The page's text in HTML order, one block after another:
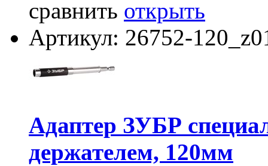
сравнить открыть
Артикул: 26752-
Адаптер ЗУБР
держателем, 120мм